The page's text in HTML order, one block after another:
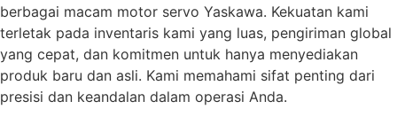
berbagai macam motor servo Yaskawa. Kekuatan kami
terletak pada inventaris kami yang luas, pengiriman global
yang cepat, dan komitmen untuk hanya menyediakan
produk baru dan asli. Kami memahami sifat penting dari
presisi dan keandalan dalam operasi Anda.